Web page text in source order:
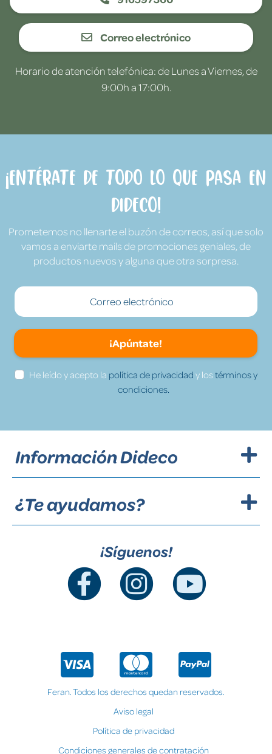
Correo electrónico
Horario de atención telefónica: de Lunes a Viernes, de
9:00h a 17:00h.
¡Entérate de todo lo que pasa en
Dideco!
Prometemos no llenarte el buzón de correos, así que solo
vamos a enviarte mails de promociones geniales, de
productos nuevos y alguna que otra sorpresa.
¡Apúntate!
He leído y acepto la política de privacidad y lostérminos y
condiciones.
Información Dideco
¿Te ayudamos?
¡Síguenos!
Feran. Todos los derechos quedan reservados.
Aviso legal
Política de privacidad
Condiciones generales de contratación